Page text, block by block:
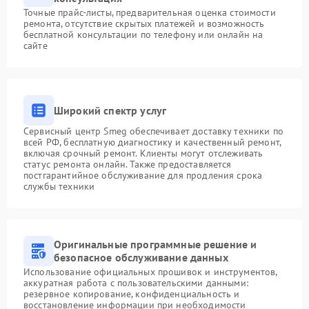
Точные прайс-листы, предварительная оценка стоимости
ремонта, отсутствие скрытых платежей и возможность
бесплатной консультации по телефону или онлайн на
сайте
Широкий спектр услуг
Сервисный центр Smeg обеспечивает доставку техники по
всей РФ, бесплатную диагностику и качественный ремонт,
включая срочный ремонт. Клиенты могут отслеживать
статус ремонта онлайн. Также предоставляется
постгарантийное обслуживание для продления срока
службы техники
Оригинальные программные решение и
безопасное обслуживание данных
Использование официальных прошивок и инструментов,
аккуратная работа с пользовательскими данными:
резервное копирование, конфиденциальность и
восстановление информации при необходимости